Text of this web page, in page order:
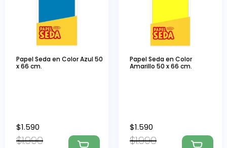
Papel Seda en Color Azul 50
x 66 cm.
$1.990
$1.590
Papel Seda en Color
Amarillo 50 x 66 cm.
$1.990
$1.590